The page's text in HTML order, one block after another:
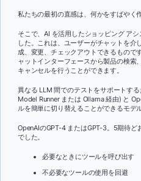
私たちの最初の直感は、何かをすばやく
そこで、AI を活用したショッピング ア
した。これは、ユーザーがチャットを介
成、変更、チェックアウトできるもので
ャットインターフェースから製品の検索
キャンセルを行うことができます。
異なる LLM 間でのテストをサポートす
Model Runner または Ollama 経由) と
ルを簡単に切り替えることができるモデ
OpenAIのGPT-4 またはGPT-3。5期待
でした。
必要なときにツールを呼び出す
不必要なツールの使用を回避